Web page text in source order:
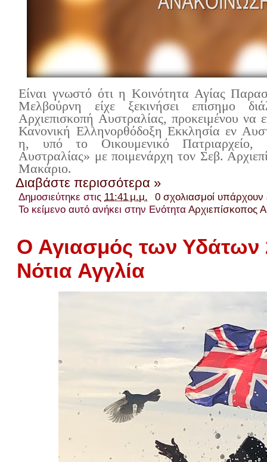
Είναι γνωστό ότι η Κοινότητα Αγίας
Μελβούρνη είχε ξεκινήσει επίσημο
Αρχιεπισκοπή Αυστραλίας, προκειμένου να
Κανονική Ελληνορθόδοξη Εκκλησία εν
η, υπό το Οικουμενικό Πατριαρχείο,
Αυστραλίας» με ποιμενάρχη τον Σεβ.
Μακάριο.
Διαβάστε περισσότερα »
Δημοσιεύτηκε στις 11:41 μ.μ.
0 σχολιασμοί
Το κείμενο αυτό ανήκει στην ΕνότηταΑρχιεπίσκοπος
Ο Αγιασμός των Υδάτων
Νότια Αγγλία